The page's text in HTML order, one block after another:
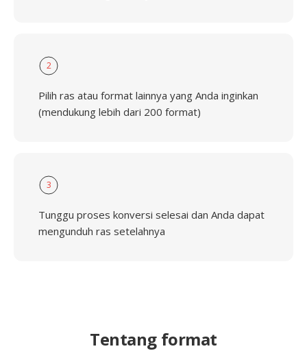
2
Pilih ras atau format lainnya yang Anda inginkan
(mendukung lebih dari 200 format)
3
Tunggu proses konversi selesai dan Anda dapat
mengunduh ras setelahnya
Tentang format